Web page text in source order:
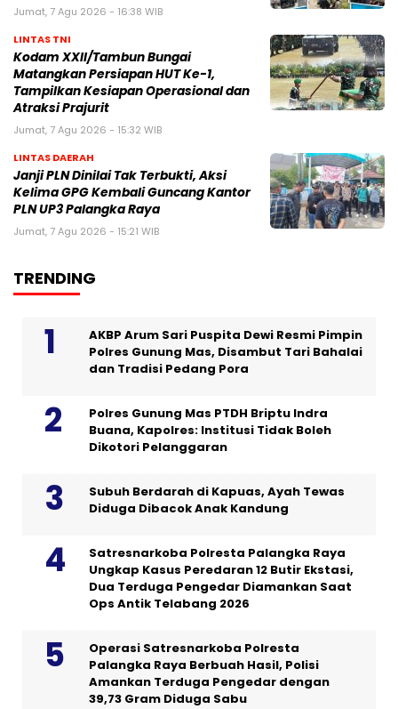
Jumat, 7 Agu 2026 - 16:38 WIB
LINTAS TNI
Kodam XXII/Tambun Bungai
Matangkan Persiapan HUT Ke-1,
Tampilkan Kesiapan Operasional dan
Atraksi Prajurit
Jumat, 7 Agu 2026 - 15:32 WIB
LINTAS DAERAH
Janji PLN Dinilai Tak Terbukti, Aksi
Kelima GPG Kembali Guncang Kantor
PLN UP3 Palangka Raya
Jumat, 7 Agu 2026 - 15:21 WIB
TRENDING
AKBP Arum Sari Puspita Dewi Resmi Pimpin
Polres Gunung Mas, Disambut Tari Bahalai
dan Tradisi Pedang Pora
Polres Gunung Mas PTDH Briptu Indra
Buana, Kapolres: Institusi Tidak Boleh
Dikotori Pelanggaran
Subuh Berdarah di Kapuas, Ayah Tewas
Diduga Dibacok Anak Kandung
Satresnarkoba Polresta Palangka Raya
Ungkap Kasus Peredaran 12 Butir Ekstasi,
Dua Terduga Pengedar Diamankan Saat
Ops Antik Telabang 2026
Operasi Satresnarkoba Polresta
Palangka Raya Berbuah Hasil, Polisi
Amankan Terduga Pengedar dengan
39,73 Gram Diduga Sabu